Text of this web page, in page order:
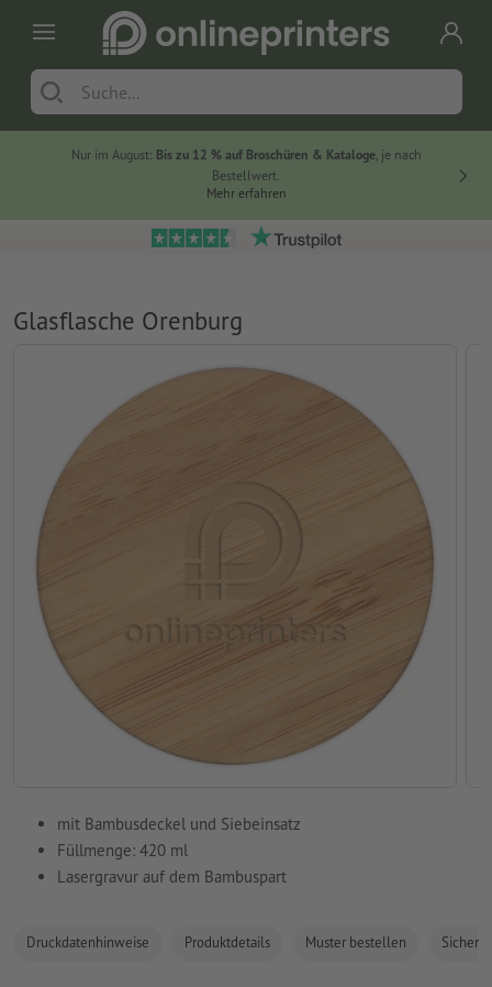
Nur im August: Bis zu 12 % auf Broschüren & Kataloge, je nach
Bestellwert.
Mehr erfahren
Glasflasche Orenburg
mit Bambusdeckel und Siebeinsatz
Füllmenge: 420 ml
Lasergravur auf dem Bambuspart
Druckdatenhinweise Produktdetails Muster bestellen